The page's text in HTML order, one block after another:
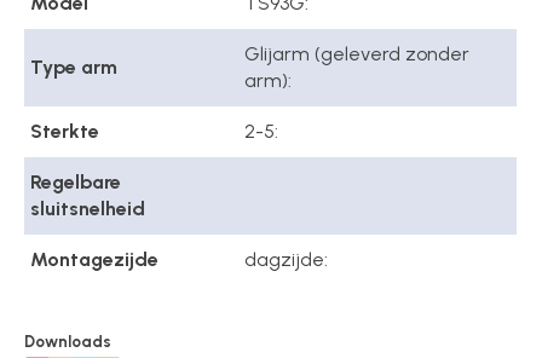
Type arm
Glijarm (geleverd zonder
arm):
Sterkte 2-5:
Regelbare
sluitsnelheid
Montagezijde dagzijde:
Downloads